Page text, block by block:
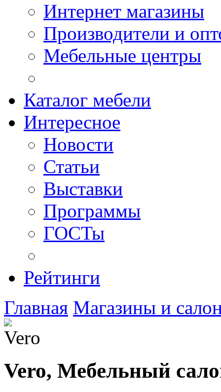
Интернет магазины
Производители и
Мебельные центры
Каталог мебели
Интересное
Новости
Статьи
Выставки
Программы
ГОСТы
Рейтинги
Главная Магазины и
Vero, Мебельный